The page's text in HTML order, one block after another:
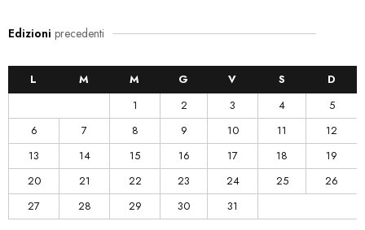
Edizioni precedenti
L M M G V S
D
1
2 3 4
5
6
7 8 9 10 11
12
13
14 15 16 17 18
19
20
21 22 23 24 25
26
27
28 29 30 31